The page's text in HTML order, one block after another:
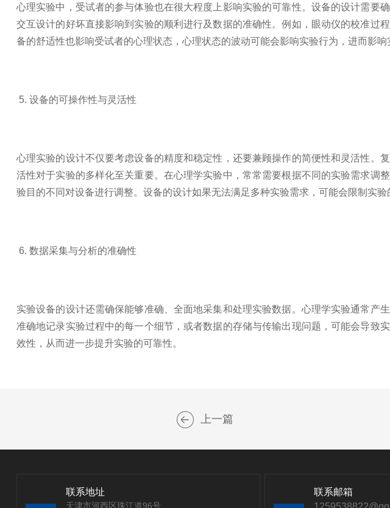
心理实验中，受试者的参与体验也在很大程度上影响实验的可靠性。设备的设计需
交互设计的好坏直接影响到实验的顺利进行及数据的准确性。例如，眼动仪的校准
备的舒适性也影响受试者的心理状态，心理状态的波动可能会影响实验行为，进而影响
5. 设备的可操作性与灵活性
心理实验的设计不仅要考虑设备的精度和稳定性，还要兼顾操作的简便性和灵活性。
活性对于实验的多样化至关重要。在心理学实验中，常常需要根据不同的实验需求
验目的不同对设备进行调整。设备的设计如果无法满足多种实验需求，可能会限制实
6. 数据采集与分析的准确性
实验设备的设计还需确保能够准确、全面地采集和处理实验数据。心理学实验通常
准确地记录实验过程中的每一个细节，或者数据的存储与传输出现问题，可能会导
效性，从而进一步提升实验的可靠性。
上一篇
联系地址
天津市河西区珠江道96号
联系邮箱